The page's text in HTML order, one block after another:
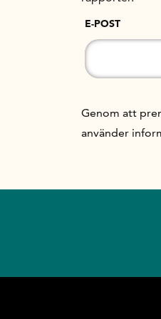
E-POST
Genom att
använder